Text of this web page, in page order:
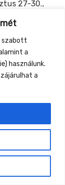
szabott
a
használunk.
a
27-30.,